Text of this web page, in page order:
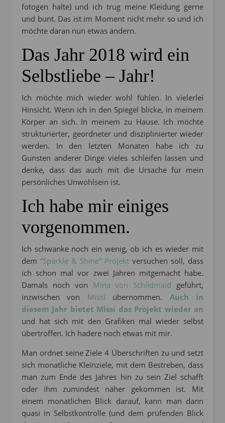
fotogen halte) und ich trug meine Kleidung gerne
und bunt. Das ist im Moment nicht mehr so und ich
möchte daran nun etwas ändern.
Das Jahr 2018 wird ein
Selbstliebe – Jahr!
Ich möchte mich wieder wohl fühlen. In vielerlei
Hinsicht. Wenn ich in den Spiegel blicke, in meinem
Körper an sich. In meinem zu Hause. Ich möchte
strukturierter, geordneter und disziplinierter wieder
werden. In den letzten Monaten habe ich zu
Gunsten anderer Dinge vieles schleifen lassen und
denke, dass das auch mit die Ursache für mein
persönliches Unwohlsein ist.
Ich habe mir einiges
vorgenommen.
Ich schwanke noch ein wenig, ob ich es wieder mit
dem “Sparkle & Shine” Projekt versuchen soll, dass
ich schon mal vor zwei Jahren mitgemacht habe.
Damals noch von Mina von Schildmaid geführt,
inzwischen von Missi übernommen. Auch in
diesem Jahr bietet Missi das Projekt wieder an
und hat sich mit den Grafiken mal wieder selbst
übertroffen. Ich hadere noch etwas mit mir.
Man ordnet seine Ziele 4 Überschriften zu und setzt
sich monatliche Kleinziele, mit dem Bestreben, dass
man zum Ende des Jahres hin zu sein Ziel schafft
oder ihm zumindest näher gekommen ist. Mit
einem monatlichen Blick darauf, kann man dann
quasi in Selbstkontrolle (und dem prüfenden Blick